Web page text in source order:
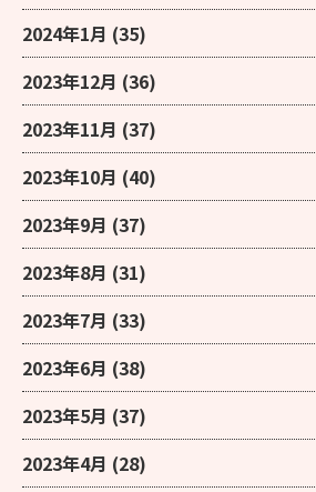
2024年1月 (35)
2023年12月 (36)
2023年11月 (37)
2023年10月 (40)
2023年9月 (37)
2023年8月 (31)
2023年7月 (33)
2023年6月 (38)
2023年5月 (37)
2023年4月 (28)